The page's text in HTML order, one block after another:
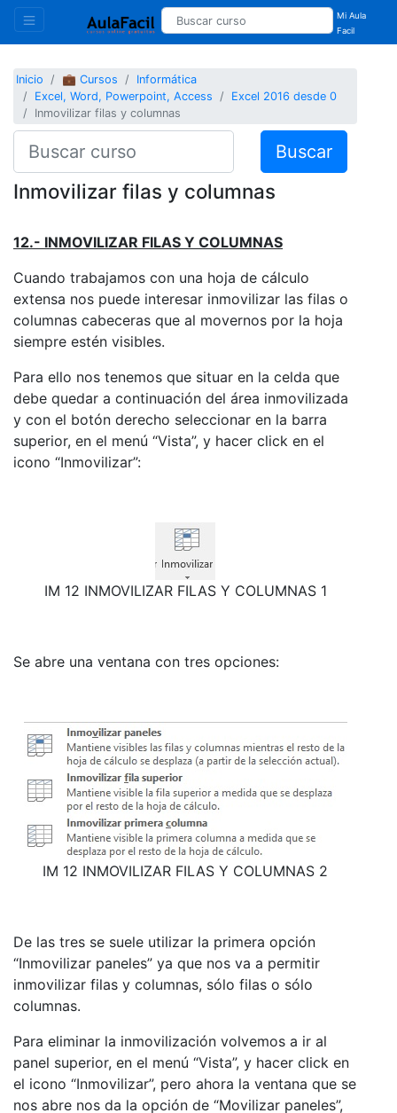
Mi Aula
Facil
Inicio 💼 Cursos
Informática
Excel, Word, Powerpoint, Access
Excel 2016 desde 0
Inmovilizar filas y columnas
Buscar
Inmovilizar filas y columnas
12.- INMOVILIZAR FILAS Y COLUMNAS
Cuando trabajamos con una hoja de cálculo
extensa nos puede interesar inmovilizar las filas o
columnas cabeceras que al movernos por la hoja
siempre estén visibles.
Para ello nos tenemos que situar en la celda que
debe quedar a continuación del área inmovilizada
y con el botón derecho seleccionar en la barra
superior, en el menú “Vista”, y hacer click en el
icono “Inmovilizar”:
IM 12 INMOVILIZAR FILAS Y COLUMNAS 1
Se abre una ventana con tres opciones:
IM 12 INMOVILIZAR FILAS Y COLUMNAS 2
De las tres se suele utilizar la primera opción
“Inmovilizar paneles” ya que nos va a permitir
inmovilizar filas y columnas, sólo filas o sólo
columnas.
Para eliminar la inmovilización volvemos a ir al
panel superior, en el menú “Vista”, y hacer click en
el icono “Inmovilizar”, pero ahora la ventana que se
nos abre nos da la opción de “Movilizar paneles”,